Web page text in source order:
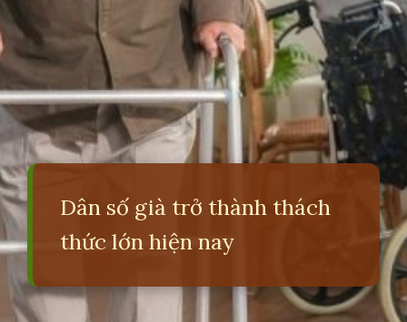
Dân số già trở thành thách
thức lớn hiện nay